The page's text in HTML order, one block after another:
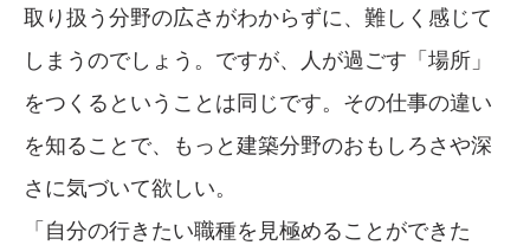
取り扱う分野の広さがわからずに、難しく感じて
しまうのでしょう。ですが、人が過ごす「場所」
をつくるということは同じです。その仕事の違い
を知ることで、もっと建築分野のおもしろさや深
さに気づいて欲しい。
「自分の行きたい職種を見極めることができた